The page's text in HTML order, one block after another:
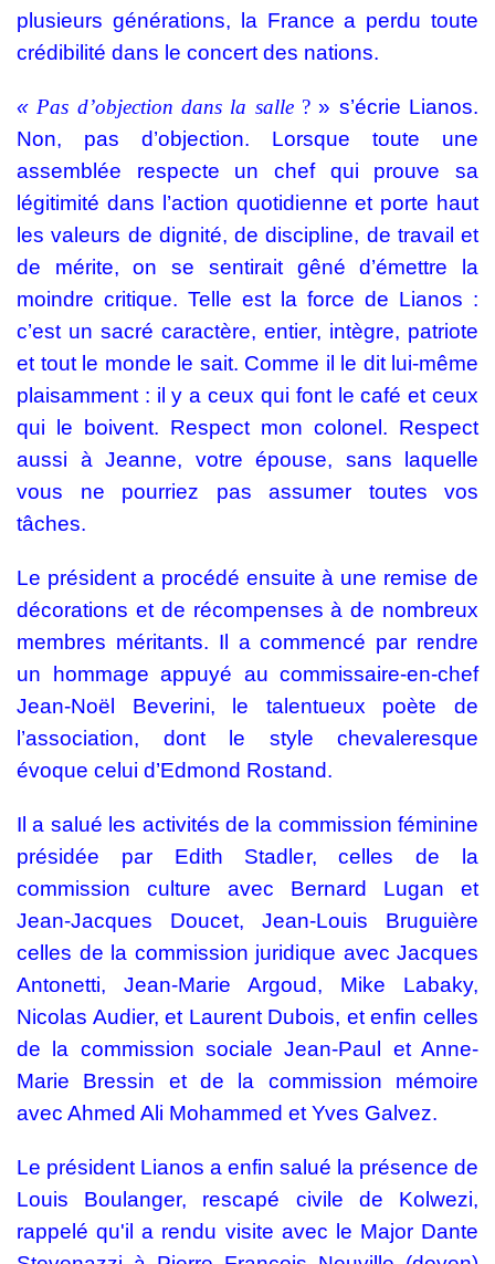
plusieurs générations, la France a perdu toute
crédibilité dans le concert des nations.
« Pas d’objection dans la salle? » s’écrie Lianos.
Non, pas d’objection. Lorsque toute une
assemblée respecte un chef qui prouve sa
légitimité dans l’action quotidienne et porte haut
les valeurs de dignité, de discipline, de travail et
de mérite, on se sentirait gêné d’émettre la
moindre critique. Telle est la force de Lianos :
c’est un sacré caractère, entier, intègre, patriote
et tout le monde le sait. Comme il le dit lui-même
plaisamment : il y a ceux qui font le café et ceux
qui le boivent. Respect mon colonel. Respect
aussi à Jeanne, votre épouse, sans laquelle
vous ne pourriez pas assumer toutes vos
tâches.
Le président a procédé ensuite à une remise de
décorations et de récompenses à de nombreux
membres méritants. Il a commencé par rendre
un hommage appuyé au commissaire-en-chef
Jean-Noël Beverini, le talentueux poète de
l’association, dont le style chevaleresque
évoque celui d’Edmond Rostand.
Il a salué les activités de la commission féminine
présidée par Edith Stadler, celles de la
commission culture avec Bernard Lugan et
Jean-Jacques Doucet, Jean-Louis Bruguière
celles de la commission juridique avec Jacques
Antonetti, Jean-Marie Argoud, Mike Labaky,
Nicolas Audier, et Laurent Dubois, et enfin celles
de la commission sociale Jean-Paul et Anne-
Marie Bressin et de la commission mémoire
avec Ahmed Ali Mohammed et Yves Galvez.
Le président Lianos a enfin salué la présence de
Louis Boulanger, rescapé civile de Kolwezi,
rappelé qu'il a rendu visite avec le Major Dante